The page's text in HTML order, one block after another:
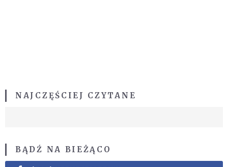
NAJCZĘŚCIEJ CZYTANE
BĄDŹ NA BIEŻĄCO